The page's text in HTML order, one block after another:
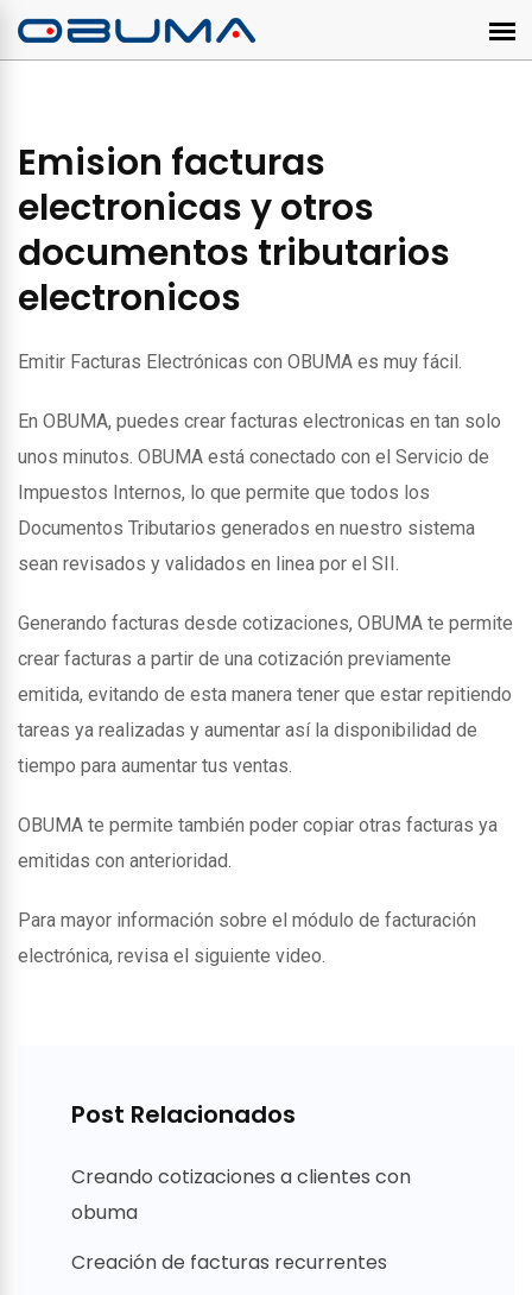
Emision facturas
electronicas y otros
documentos tributarios
electronicos
Emitir Facturas Electrónicas con OBUMA es muy fácil.
En OBUMA, puedes crear facturas electronicas en tan solo
unos minutos. OBUMA está conectado con el Servicio de
Impuestos Internos, lo que permite que todos los
Documentos Tributarios generados en nuestro sistema
sean revisados y validados en linea por el SII.
Generando facturas desde cotizaciones, OBUMA te permite
crear facturas a partir de una cotización previamente
emitida, evitando de esta manera tener que estar repitiendo
tareas ya realizadas y aumentar así la disponibilidad de
tiempo para aumentar tus ventas.
OBUMA te permite también poder copiar otras facturas ya
emitidas con anterioridad.
Para mayor información sobre el módulo de facturación
electrónica, revisa el siguiente video.
Post Relacionados
Creando cotizaciones a clientes con
obuma
Creación de facturas recurrentes